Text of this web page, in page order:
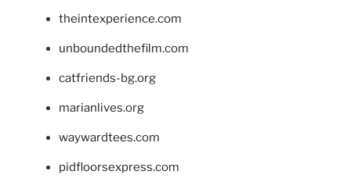
theintexperience.com
unboundedthefilm.com
catfriends-bg.org
marianlives.org
waywardtees.com
pidfloorsexpress.com